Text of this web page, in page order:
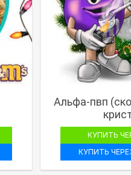
Альфа-пвп
КУПИТЬ
КУПИТЬ